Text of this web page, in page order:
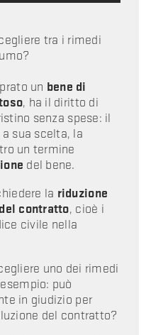
tra i rimedi
un bene di
, ha il diritto di
senza spese: il
sua scelta, la
un termine
del bene.
la riduzione
contratto, cioè i
civile nella
uno dei rimedi
può
in giudizio per
del contratto?